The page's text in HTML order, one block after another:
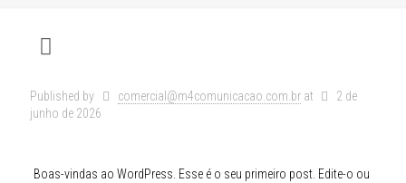
Published by comercial@m4comunicacao.com.br at
2 de
junho de 2026
Boas-vindas ao WordPress. Esse é o seu primeiro post. Edite-o ou